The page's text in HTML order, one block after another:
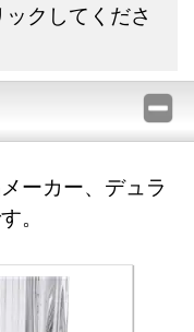
ックしてくださ
ーカー、デュラ
。